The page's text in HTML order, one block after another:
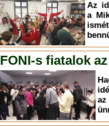
Az
a
FONI-s fiatalok